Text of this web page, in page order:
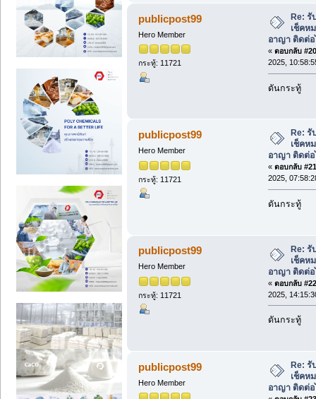
publicpost99
Hero Member
กระทู้: 11721
Re: รั
เช็คห
อาญา ติดต่อ
« ตอบกลับ
2025,
ดันกระทู้
publicpost99
Hero Member
กระทู้: 11721
Re: รั
เช็คห
อาญา ติดต่อ
« ตอบกลับ
2025,
ดันกระทู้
publicpost99
Hero Member
กระทู้: 11721
Re: รั
เช็คห
อาญา ติดต่อ
« ตอบกลับ
2025,
ดันกระทู้
publicpost99
Hero Member
Re: รั
เช็คห
อาญา ติดต่อ